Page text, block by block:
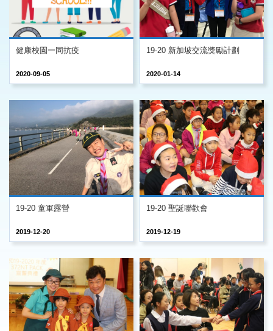
健康校園一同抗疫
2020-09-05
19-20 新加坡交流獎勵計劃
2020-01-14
19-20 童軍露營
2019-12-20
19-20 聖誕聯歡會
2019-12-19